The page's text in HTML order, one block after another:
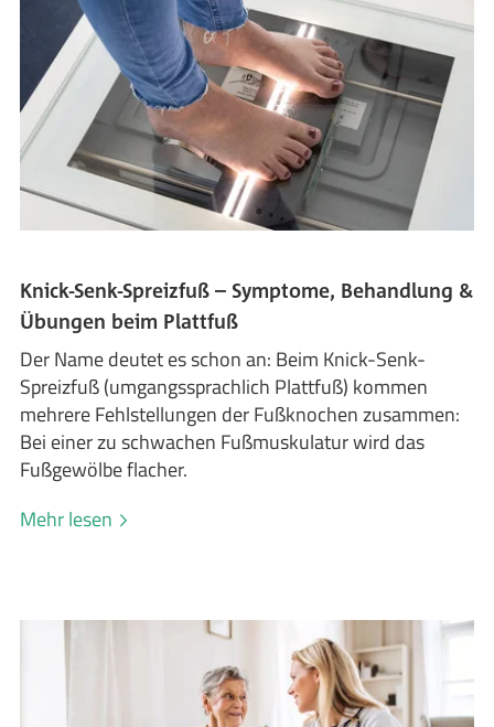
Knick-Senk-Spreizfuß – Symptome, Behandlung &
Übungen beim Plattfuß
Der Name deutet es schon an: Beim Knick-Senk-
Spreizfuß (umgangssprachlich Plattfuß) kommen
mehrere Fehlstellungen der Fußknochen zusammen:
Bei einer zu schwachen Fußmuskulatur wird das
Fußgewölbe flacher.
Mehr lesen